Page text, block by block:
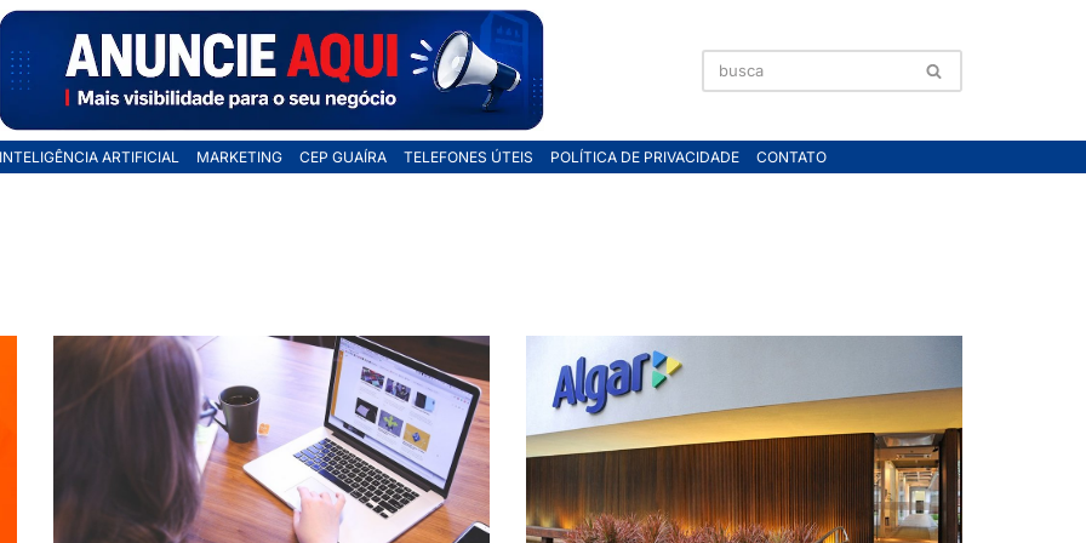
INTELIGÊNCIA ARTIFICIAL MARKETING CEP GUAÍRA TELEFONES ÚTEIS POLÍTICA DE PRIVACIDADE CONTATO